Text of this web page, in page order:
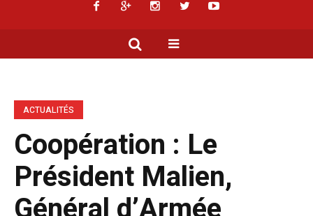
ACTUALITÉS
Coopération : Le
Président Malien,